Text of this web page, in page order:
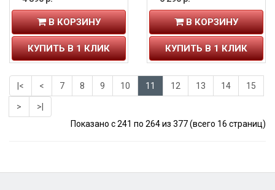
В КОРЗИНУ
КУПИТЬ В 1 КЛИК
В КОРЗИНУ
КУПИТЬ В 1 КЛИК
|< < 7 8 9 10 11 12 13 14 15
>
>|
Показано с 241 по 264 из 377 (всего 16 страниц)